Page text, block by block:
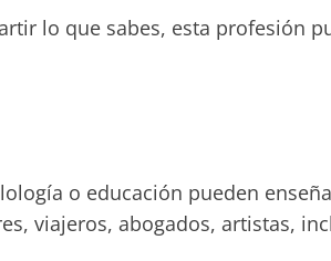
lo que sabes, esta profesión
o educación pueden
viajeros, abogados, artistas,